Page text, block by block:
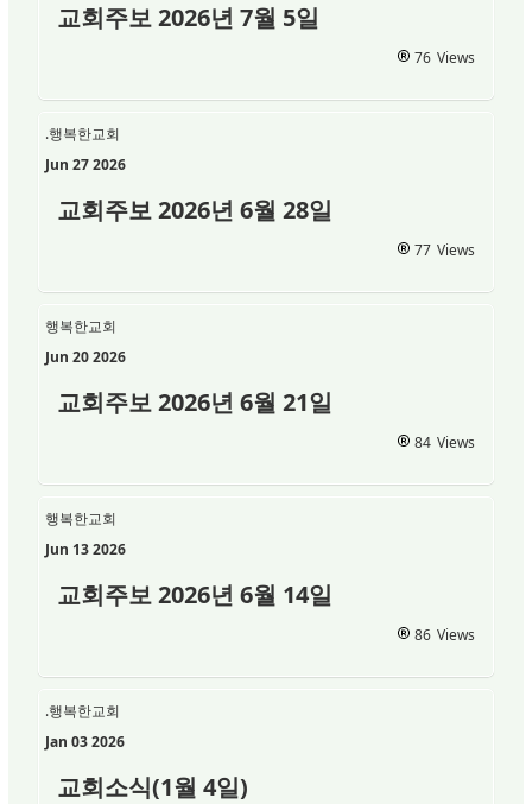
교회주보 2026년 7월 5일
76 Views
.행복한교회
Jun 27 2026
교회주보 2026년 6월 28일
77 Views
행복한교회
Jun 20 2026
교회주보 2026년 6월 21일
84 Views
행복한교회
Jun 13 2026
교회주보 2026년 6월 14일
86 Views
.행복한교회
Jan 03 2026
교회소식(1월 4일)